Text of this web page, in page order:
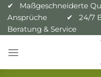
Zum
Inhalt
springen
✔ Maßgeschneiderte
Ansprüche ✔ 24/7
Beratung & Service